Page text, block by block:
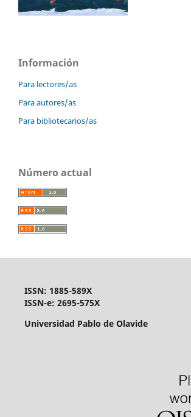
Información
Para lectores/as
Para autores/as
Para bibliotecarios/as
Número actual
ISSN: 1885-589X
ISSN-e: 2695-575X
Universidad Pablo de Olavide